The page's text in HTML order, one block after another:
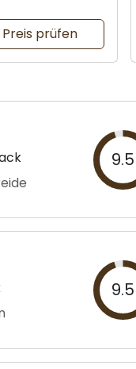
Preis prüfen
9.5
9.5